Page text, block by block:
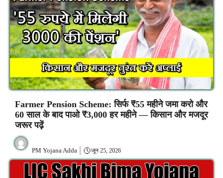
Farmer Pension Scheme: सिर्फ ₹55 महीने जमा करो और
60 साल के बाद पाओ ₹3,000 हर महीने — किसान और मजदूर
जरूर पढ़ें
PM Yojana Adda जून 25, 2026